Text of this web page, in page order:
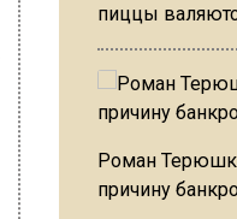
пиццы
Роман
причину